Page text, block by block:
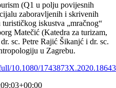
(Q1 u polju povijesnih
zaboravljenih i skrivenih
iskustva „mračnog“
Matečić (Katedra za turizam,
sc. Petre Rajić Šikanjć i dr. sc.
u Zagrebu.
10.1080/